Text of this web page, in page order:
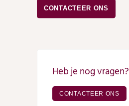
CONTACTEER ONS
Heb je nog vragen?
CONTACTEER ONS